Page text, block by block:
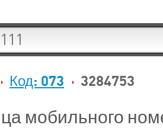
Код: 073 3284753
мобильного